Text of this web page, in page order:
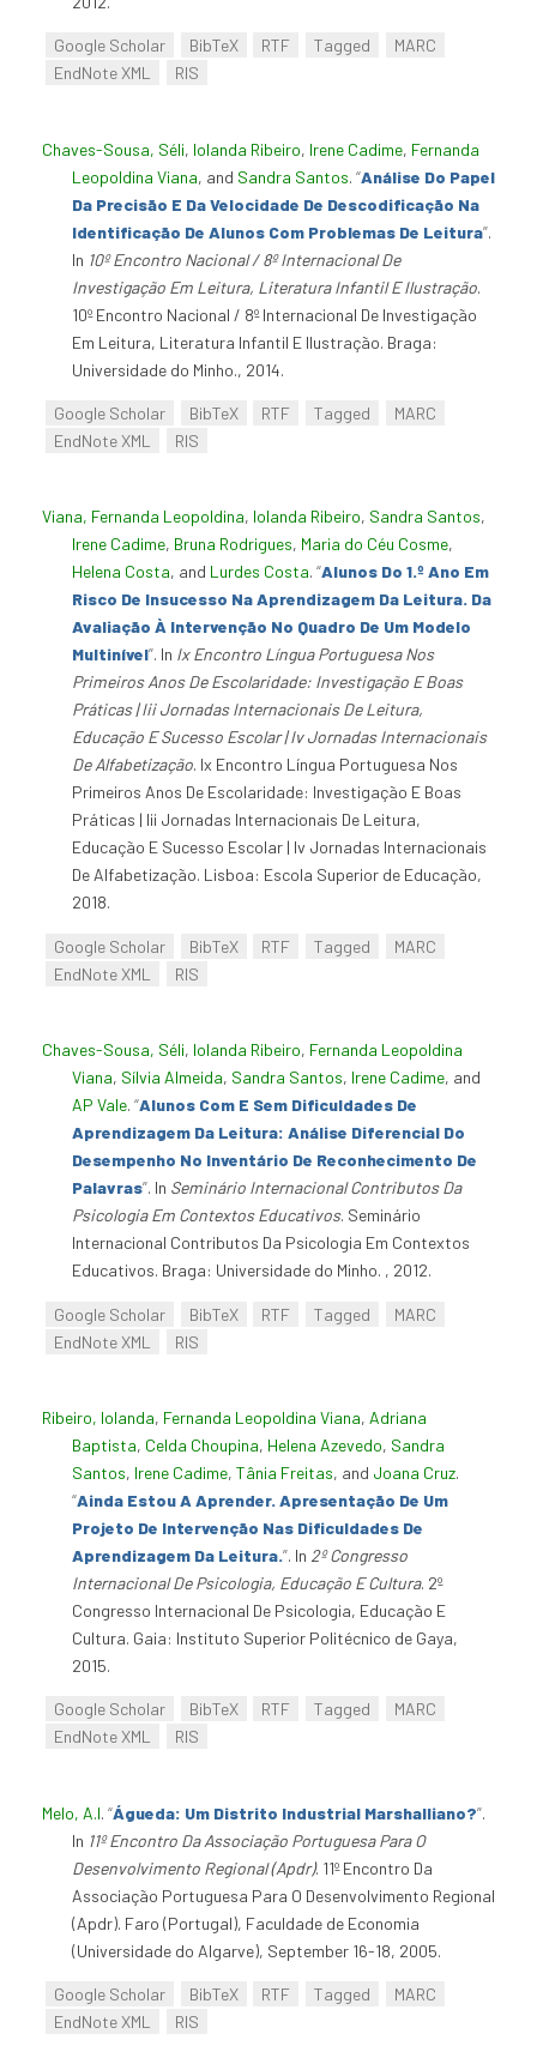
Google Scholar BibTeX RTF Tagged
MARC
EndNote XML
RIS
Chaves-Sousa, Séli, Iolanda Ribeiro, Irene Cadime, Fernanda
Leopoldina Viana, and Sandra Santos. “Análise Do Papel
Da Precisão E Da Velocidade De Descodificação Na
Identificação De Alunos Com Problemas De Leitura”.
In 10º Encontro Nacional / 8º Internacional De
Investigação Em Leitura, Literatura Infantil E Ilustração.
10º Encontro Nacional / 8º Internacional De Investigação
Em Leitura, Literatura Infantil E Ilustração. Braga:
Universidade do Minho., 2014.
Google Scholar BibTeX RTF Tagged
MARC
EndNote XML
RIS
Viana, Fernanda Leopoldina, Iolanda Ribeiro, Sandra Santos,
Irene Cadime, Bruna Rodrigues, Maria do Céu Cosme,
Helena Costa, and Lurdes Costa. “Alunos Do 1.º Ano Em
Risco De Insucesso Na Aprendizagem Da Leitura. Da
Avaliação À Intervenção No Quadro De Um Modelo
Multinível”. In Ix Encontro Língua Portuguesa Nos
Primeiros Anos De Escolaridade: Investigação E Boas
Práticas | Iii Jornadas Internacionais De Leitura,
Educação E Sucesso Escolar | Iv Jornadas Internacionais
De Alfabetização. Ix Encontro Língua Portuguesa Nos
Primeiros Anos De Escolaridade: Investigação E Boas
Práticas | Iii Jornadas Internacionais De Leitura,
Educação E Sucesso Escolar | Iv Jornadas Internacionais
De Alfabetização. Lisboa: Escola Superior de Educação,
2018.
Google Scholar BibTeX RTF Tagged
MARC
EndNote XML
RIS
Chaves-Sousa, Séli, Iolanda Ribeiro, Fernanda Leopoldina
Viana, Sílvia Almeida, Sandra Santos, Irene Cadime, and
AP Vale. “Alunos Com E Sem Dificuldades De
Aprendizagem Da Leitura: Análise Diferencial Do
Desempenho No Inventário De Reconhecimento De
Palavras”. In Seminário Internacional Contributos Da
Psicologia Em Contextos Educativos. Seminário
Internacional Contributos Da Psicologia Em Contextos
Educativos. Braga: Universidade do Minho. , 2012.
Google Scholar BibTeX RTF Tagged
MARC
EndNote XML
RIS
Ribeiro, Iolanda, Fernanda Leopoldina Viana, Adriana
Baptista, Celda Choupina, Helena Azevedo, Sandra
Santos, Irene Cadime, Tânia Freitas, and Joana Cruz.
“Ainda Estou A Aprender. Apresentação De Um
Projeto De Intervenção Nas Dificuldades De
Aprendizagem Da Leitura.”. In 2º Congresso
Internacional De Psicologia, Educação E Cultura. 2º
Congresso Internacional De Psicologia, Educação E
Cultura. Gaia: Instituto Superior Politécnico de Gaya,
2015.
Google Scholar BibTeX RTF Tagged
MARC
EndNote XML
RIS
Melo, A.I. “Águeda: Um Distrito Industrial Marshalliano?”.
In 11º Encontro Da Associação Portuguesa Para O
Desenvolvimento Regional (Apdr). 11º Encontro Da
Associação Portuguesa Para O Desenvolvimento Regional
(Apdr). Faro (Portugal), Faculdade de Economia
(Universidade do Algarve), September 16-18, 2005.
Google Scholar BibTeX RTF Tagged
MARC
EndNote XML
RIS